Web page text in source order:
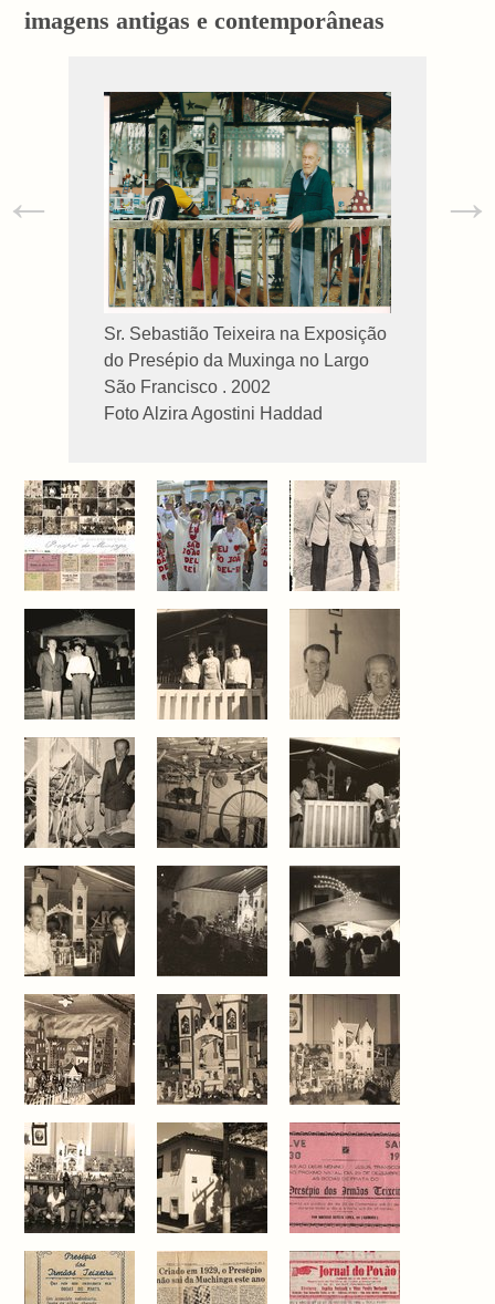
imagens antigas e contemporâneas
Sr. Sebastião Teixeira na Exposição
do Presépio da Muxinga no Largo
São Francisco . 2002
Foto Alzira Agostini Haddad
← →